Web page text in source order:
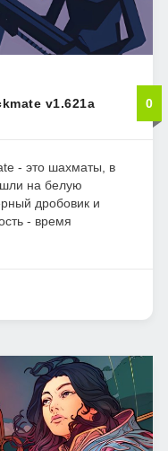
v1.621a 0
- это шахматы, в
на белую
дробовик и
- время